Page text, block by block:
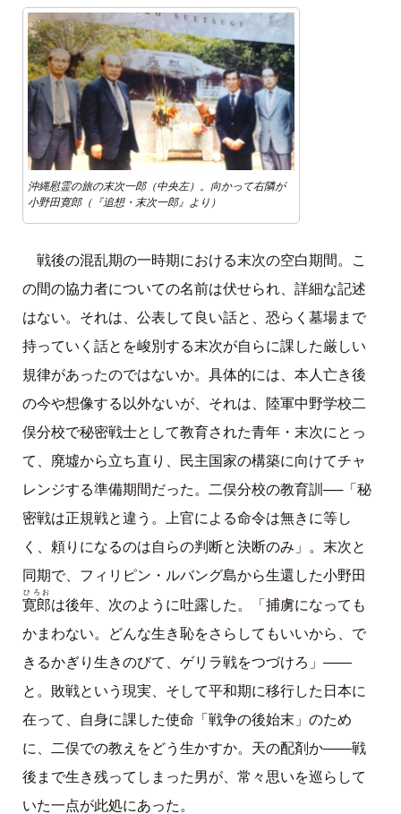
沖縄慰霊の旅の末次一郎（中央左）。向かって右隣が
小野田寛郎（『追想・末次一郎』より）
戦後の混乱期の一時期における末次の空白期間。こ
の間の協力者についての名前は伏せられ、詳細な記述
はない。それは、公表して良い話と、恐らく墓場まで
持っていく話とを峻別する末次が自らに課した厳しい
規律があったのではないか。具体的には、本人亡き後
の今や想像する以外ないが、それは、陸軍中野学校二
俣分校で秘密戦士として教育された青年・末次にとっ
て、廃墟から立ち直り、民主国家の構築に向けてチャ
レンジする準備期間だった。二俣分校の教育訓──「秘
密戦は正規戦と違う。上官による命令は無きに等し
く、頼りになるのは自らの判断と決断のみ」。末次と
同期で、フィリピン・ルバング島から生還した小野田
寛郎
ひろお
は後年、次のように吐露した。「捕虜になっても
かまわない。どんな生き恥をさらしてもいいから、で
きるかぎり生きのびて、ゲリラ戦をつづけろ」――
と。敗戦という現実、そして平和期に移行した日本に
在って、自身に課した使命「戦争の後始末」のため
に、二俣での教えをどう生かすか。天の配剤か――戦
後まで生き残ってしまった男が、常々思いを巡らして
いた一点が此処にあった。